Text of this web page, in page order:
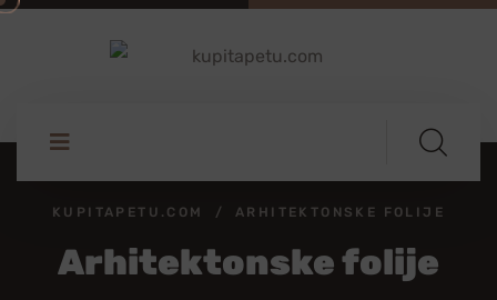
KUPITAPETU.COM ARHITEKTONSKE FOLIJE
Arhitektonske folije